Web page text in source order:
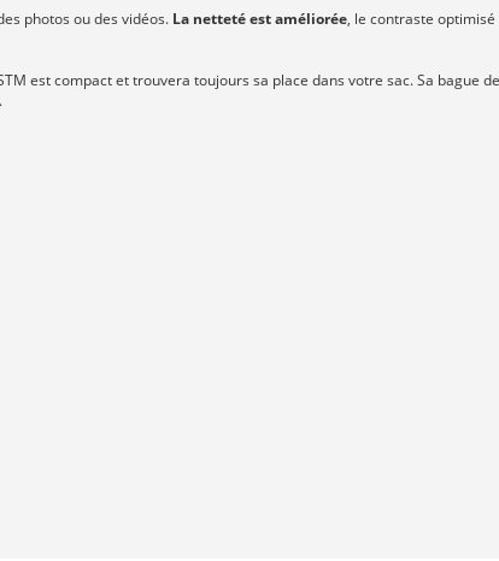
photos ou des vidéos. La netteté est améliorée, le contraste
est compact et trouvera toujours sa place dans votre sac. Sa bague